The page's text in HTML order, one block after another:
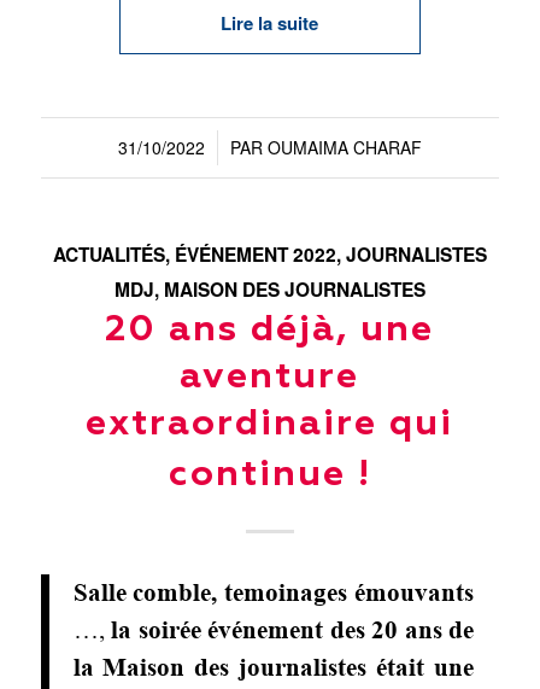
Lire la suite
31/10/2022
/ PAR OUMAIMA CHARAF
ACTUALITÉS, ÉVÉNEMENT 2022,JOURNALISTES
MDJ, MAISON DES JOURNALISTES
20 ans déjà, une
aventure
extraordinaire qui
continue !
Salle comble, temoinages émouvants
…,la soirée événement des 20 ans de
la Maison des journalistes était une